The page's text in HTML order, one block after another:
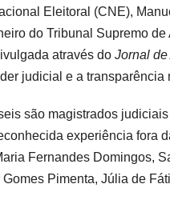
Eleitoral (CNE),
do Tribunal Supremo
através do Jornal de
judicial e a
são magistrados
experiência fora
Fernandes Domingos,
Gomes Pimenta, Júlia de